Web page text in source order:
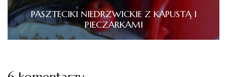
PASZTECIKI NIEDRZWICKIE Z KAPUSTĄ I
PIECZARKAMI